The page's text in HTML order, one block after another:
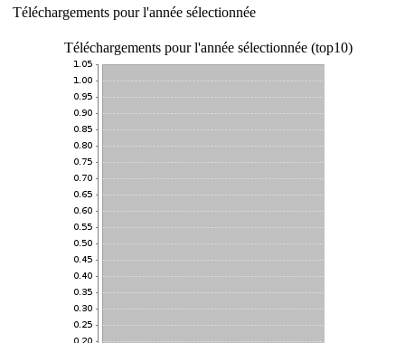
Téléchargements pour l'année sélectionnée
Téléchargements pour l'année sélectionnée (top10)